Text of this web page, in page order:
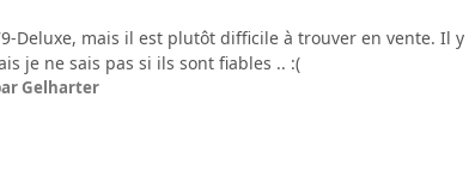
Deluxe, mais il est plutôt difficile à trouver en vente. Il
je ne sais pas si ils sont fiables .. :(
Gelharter